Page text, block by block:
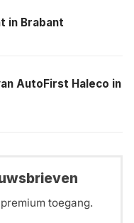
in Brabant
AutoFirst Haleco in
toegang.